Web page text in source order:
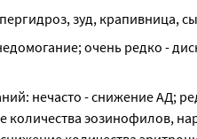
зуд, крапивница,
очень редко -
нечасто - снижение АД;
количества эозинофилов,